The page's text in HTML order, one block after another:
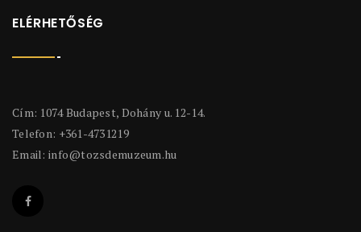
ELÉRHETŐSÉG
Cím: 1074 Budapest, Dohány u. 12-14.
Telefon: +361-4731219
Email: info@tozsdemuzeum.hu